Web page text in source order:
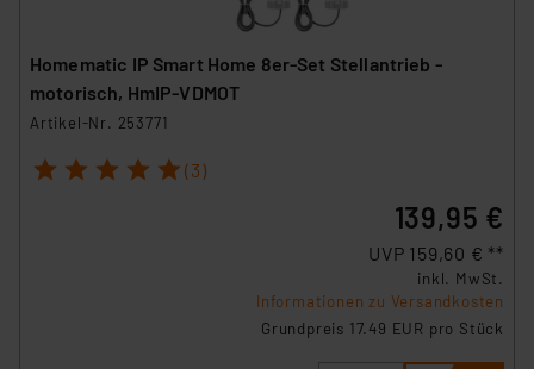
Homematic IP Smart Home 8er-Set Stellantrieb -
motorisch, HmIP-VDMOT
Artikel-Nr. 253771
1 2 3 4 5 (3)
139,95 €
UVP 159,60 € **
inkl. MwSt.
Informationen zu Versandkosten
Grundpreis 17.49 EUR pro Stück